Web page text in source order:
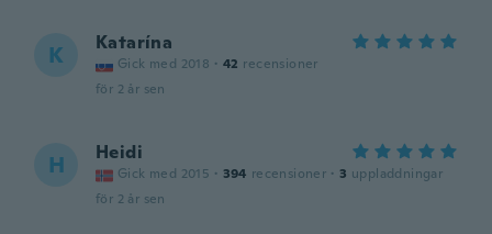
K Katarína
Gick med 2018 · 42 recensioner
för 2 år sen
H Heidi
Gick med 2015 · 394 recensioner · 3 uppladdningar
för 2 år sen